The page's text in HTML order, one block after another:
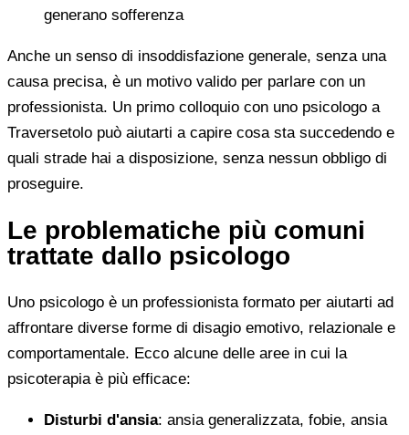
generano sofferenza
Anche un senso di insoddisfazione generale, senza una
causa precisa, è un motivo valido per parlare con un
professionista. Un primo colloquio con uno psicologo a
Traversetolo può aiutarti a capire cosa sta succedendo e
quali strade hai a disposizione, senza nessun obbligo di
proseguire.
Le problematiche più comuni
trattate dallo psicologo
Uno psicologo è un professionista formato per aiutarti ad
affrontare diverse forme di disagio emotivo, relazionale e
comportamentale. Ecco alcune delle aree in cui la
psicoterapia è più efficace:
Disturbi d'ansia: ansia generalizzata, fobie, ansia